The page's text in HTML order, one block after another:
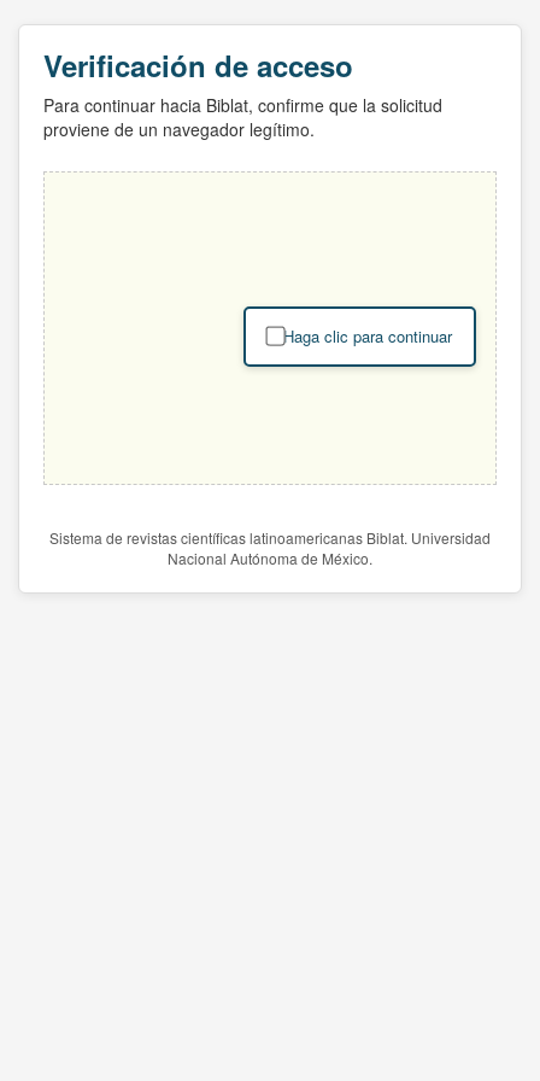
Verificación de acceso
Para continuar hacia Biblat, confirme que la solicitud
proviene de un navegador legítimo.
Haga clic para continuar
Sistema de revistas científicas latinoamericanas Biblat. Universidad
Nacional Autónoma de México.